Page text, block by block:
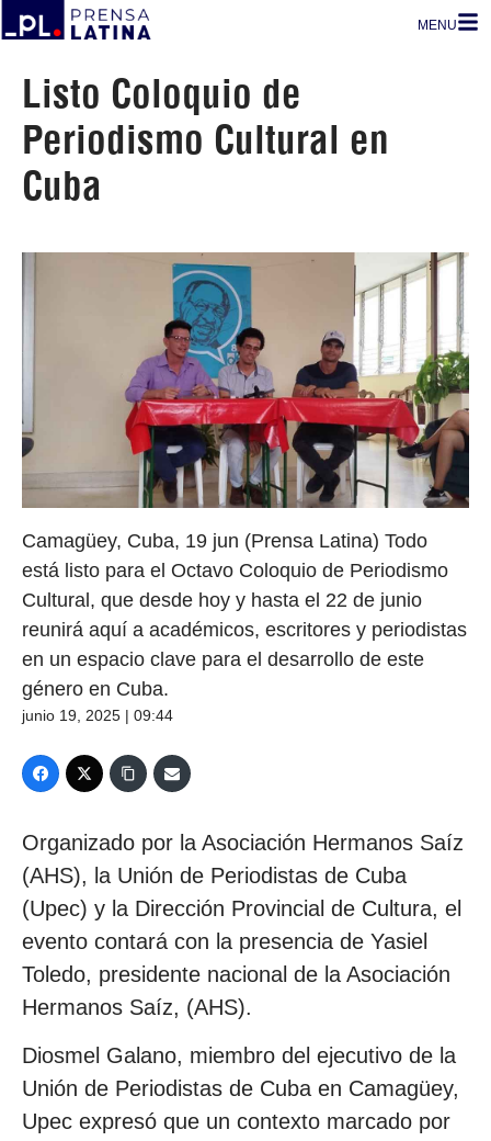
MENU
Listo Coloquio de
Periodismo Cultural en
Cuba
Camagüey, Cuba, 19 jun (Prensa Latina) Todo
está listo para el Octavo Coloquio de Periodismo
Cultural, que desde hoy y hasta el 22 de junio
reunirá aquí a académicos, escritores y periodistas
en un espacio clave para el desarrollo de este
género en Cuba.
junio 19, 2025 | 09:44
Organizado por la Asociación Hermanos Saíz
(AHS), la Unión de Periodistas de Cuba
(Upec) y la Dirección Provincial de Cultura, el
evento contará con la presencia de Yasiel
Toledo, presidente nacional de la Asociación
Hermanos Saíz, (AHS).
Diosmel Galano, miembro del ejecutivo de la
Unión de Periodistas de Cuba en Camagüey,
Upec expresó que un contexto marcado por